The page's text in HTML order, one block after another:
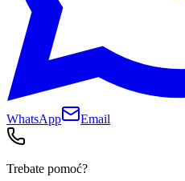
WhatsApp Email
Trebate pomoć?